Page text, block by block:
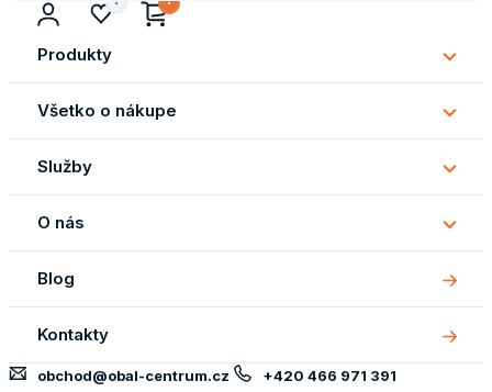
Produkty
Všetko o nákupe
o
Služby
O nás
O
nás
Blog
Kontakty
obchod@obal-centrum.cz +420 466 971 391